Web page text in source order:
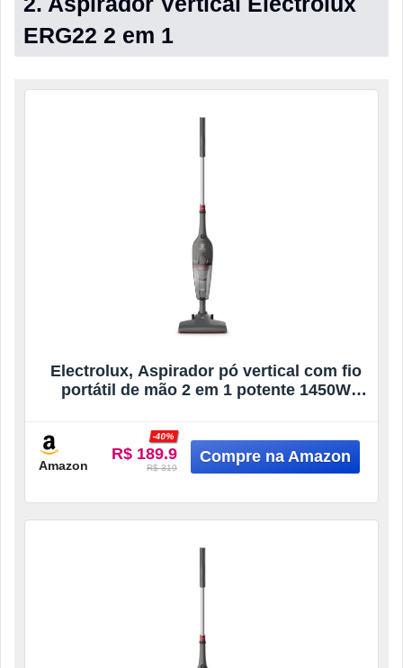
ERG22 2 em 1
Electrolux, Aspirador pó vertical com fio
portátil de mão 2 em 1 potente 1450W
Electrolux STK15 Cinza Urban Grey STK
127v
Amazon
R$ 189.9
-40%
R$ 319